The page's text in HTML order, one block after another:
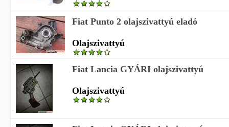
Fiat Punto 2 olajszivattyú eladó
Olajszivattyú
Fiat Lancia GYÁRI olajszivattyú
Olajszivattyú